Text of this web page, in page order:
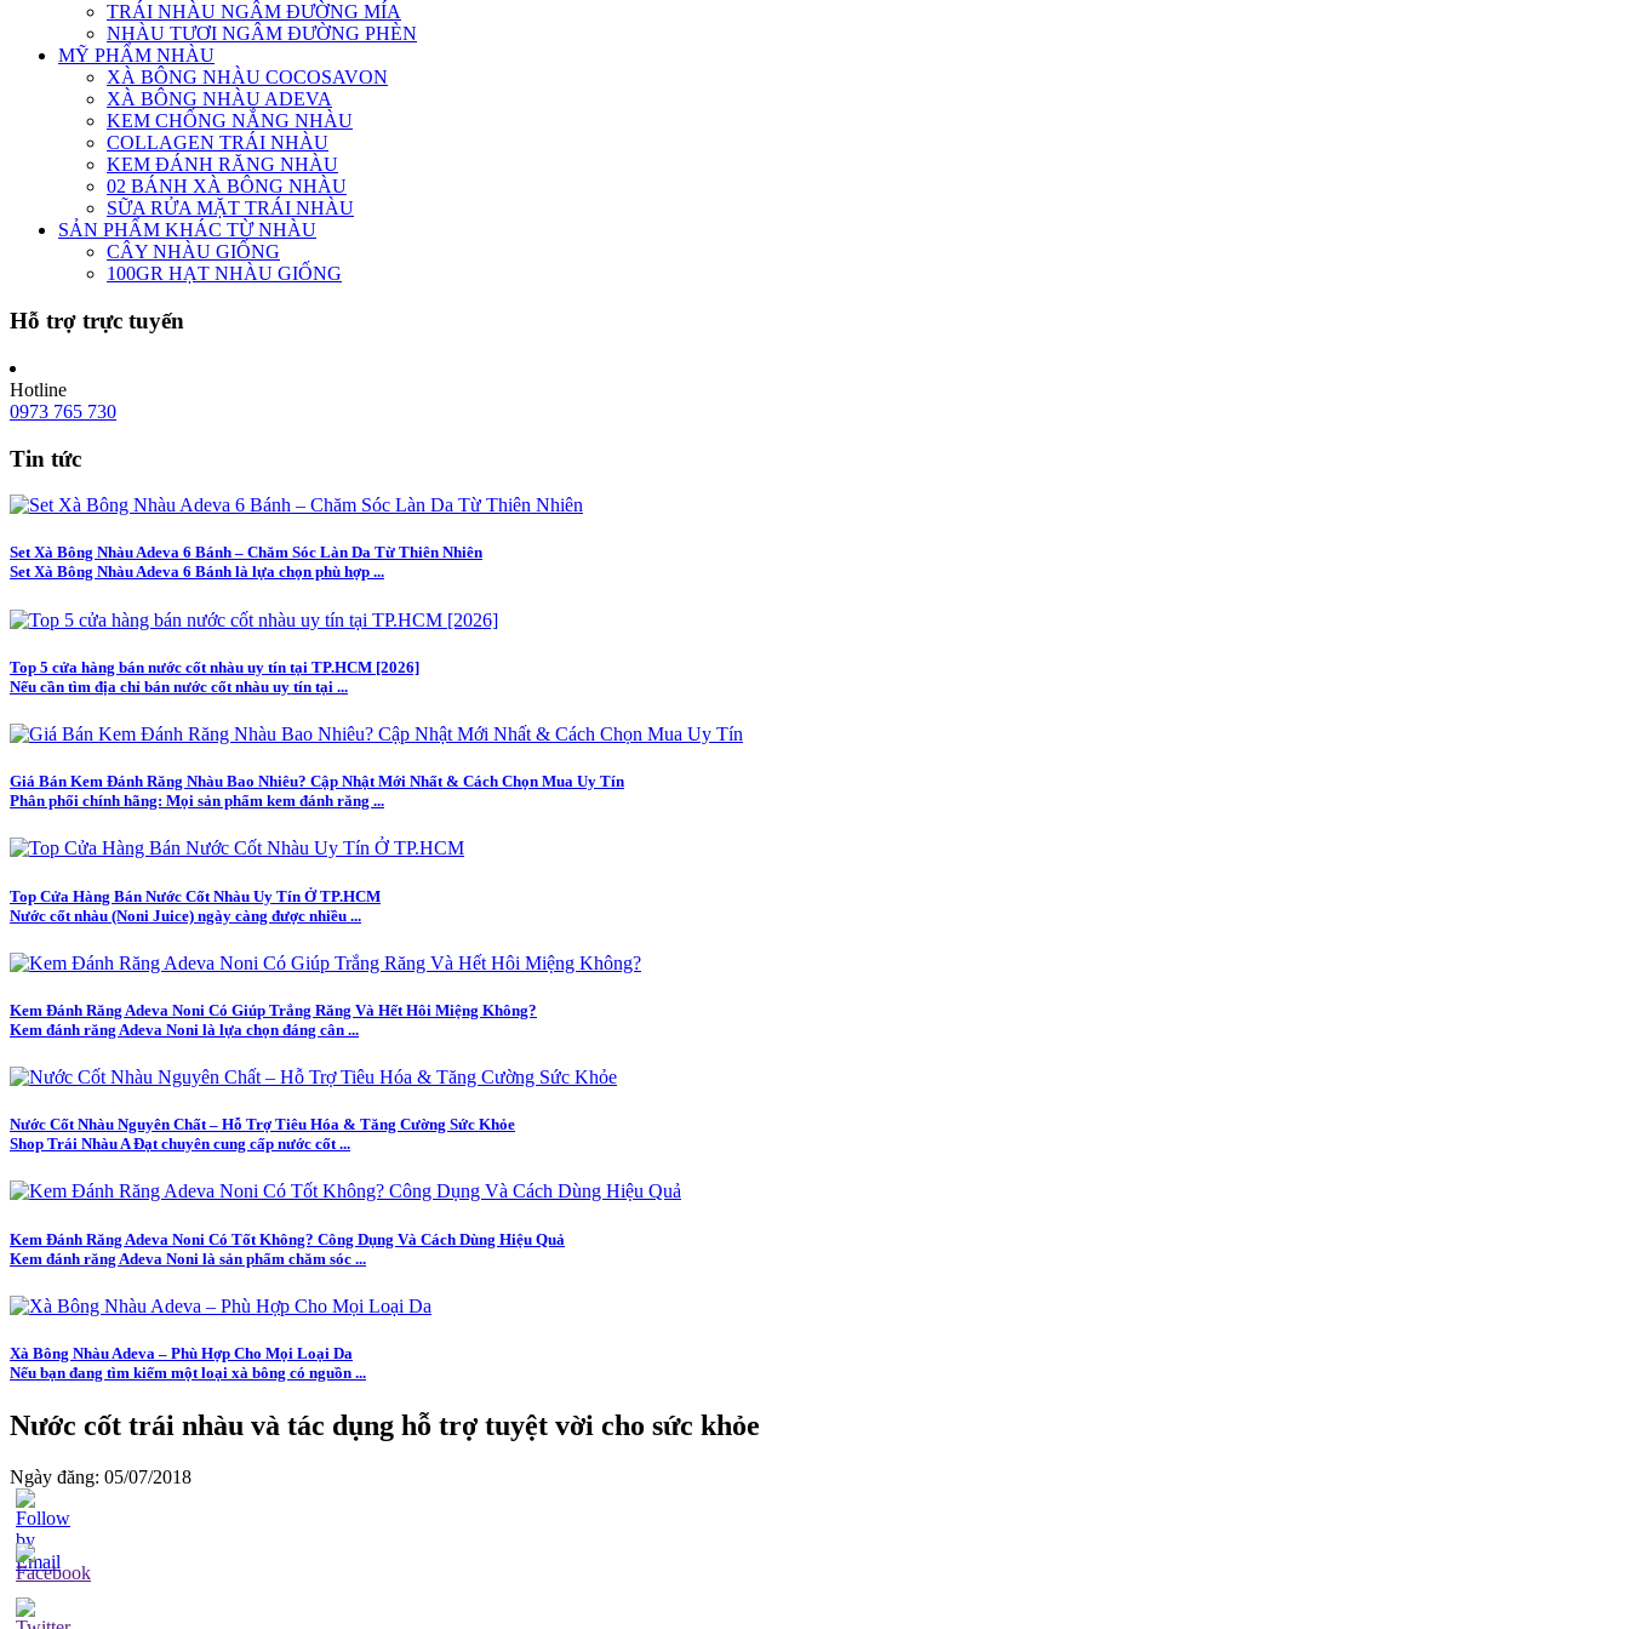
TRÁI NHÀU NGÂM ĐƯỜNG MÍA
NHÀU TƯƠI NGÂM ĐƯỜNG PHÈN
MỸ PHẨM NHÀU
XÀ BÔNG NHÀU COCOSAVON
XÀ BÔNG NHÀU ADEVA
KEM CHỐNG NẮNG NHÀU
COLLAGEN TRÁI NHÀU
KEM ĐÁNH RĂNG NHÀU
02 BÁNH XÀ BÔNG NHÀU
SỮA RỬA MẶT TRÁI NHÀU
SẢN PHẨM KHÁC TỪ NHÀU
CÂY NHÀU GIỐNG
100GR HẠT NHÀU GIỐNG
Hỗ trợ trực tuyến
Hotline
0973 765 730
Tin tức
Set Xà Bông Nhàu Adeva 6 Bánh – Chăm Sóc Làn Da Từ Thiên Nhiên
Set Xà Bông Nhàu Adeva 6 Bánh là lựa chọn phù hợp ...
Top 5 cửa hàng bán nước cốt nhàu uy tín tại TP.HCM [2026]
Nếu cần tìm địa chỉ bán nước cốt nhàu uy tín tại ...
Giá Bán Kem Đánh Răng Nhàu Bao Nhiêu? Cập Nhật Mới Nhất & Cách Chọn Mua Uy Tín
Phân phối chính hãng: Mọi sản phẩm kem đánh răng ...
Top Cửa Hàng Bán Nước Cốt Nhàu Uy Tín Ở TP.HCM
Nước cốt nhàu (Noni Juice) ngày càng được nhiều ...
Kem Đánh Răng Adeva Noni Có Giúp Trắng Răng Và Hết Hôi Miệng Không?
Kem đánh răng Adeva Noni là lựa chọn đáng cân ...
Nước Cốt Nhàu Nguyên Chất – Hỗ Trợ Tiêu Hóa & Tăng Cường Sức Khỏe
Shop Trái Nhàu A Đạt chuyên cung cấp nước cốt ...
Kem Đánh Răng Adeva Noni Có Tốt Không? Công Dụng Và Cách Dùng Hiệu Quả
Kem đánh răng Adeva Noni là sản phẩm chăm sóc ...
Xà Bông Nhàu Adeva – Phù Hợp Cho Mọi Loại Da
Nếu bạn đang tìm kiếm một loại xà bông có nguồn ...
Nước cốt trái nhàu và tác dụng hỗ trợ tuyệt vời cho sức khỏe
Ngày đăng: 05/07/2018